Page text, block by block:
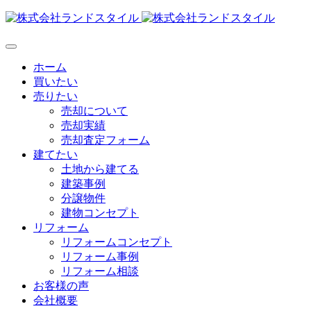
Skip
ホーム
買いたい
売りたい
売却について
売却実績
売却査定フォーム
建てたい
土地から建てる
建築事例
分譲物件
建物コンセプト
リフォーム
リフォームコンセプト
リフォーム事例
リフォーム相談
お客様の声
会社概要